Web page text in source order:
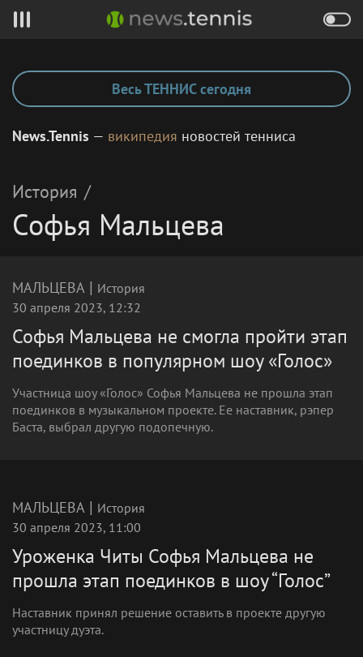
Весь ТЕННИС сегодня
News.Tennis — википедия новостей тенниса
История /
Софья Мальцева
МАЛЬЦЕВА | История
30 апреля 2023, 12:32
Софья Мальцева не смогла пройти этап
поединков в популярном шоу «Голос»
Участница шоу «Голос» Софья Мальцева не прошла этап
поединков в музыкальном проекте. Ее наставник, рэпер
Баста, выбрал другую подопечную.
МАЛЬЦЕВА | История
30 апреля 2023, 11:00
Уроженка Читы Софья Мальцева не
прошла этап поединков в шоу “Голос”
Наставник принял решение оставить в проекте другую
участницу дуэта.